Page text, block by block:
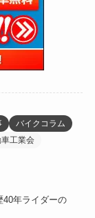
バイクコラム
工業会
年ライダーの